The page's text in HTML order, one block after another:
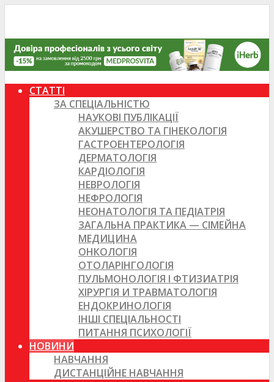
СТАТТІ
ЗА СПЕЦІАЛЬНІСТЮ
НАУКОВІ ПУБЛІКАЦІЇ
АКУШЕРСТВО ТА ГІНЕКОЛОГІЯ
ГАСТРОЕНТЕРОЛОГІЯ
ДЕРМАТОЛОГІЯ
КАРДІОЛОГІЯ
НЕВРОЛОГІЯ
НЕФРОЛОГІЯ
НЕОНАТОЛОГІЯ ТА ПЕДІАТРІЯ
ЗАГАЛЬНА ПРАКТИКА — СІМЕЙНА
МЕДИЦИНА
ОНКОЛОГІЯ
ОТОЛАРІНГОЛОГІЯ
ПУЛЬМОНОЛОГІЯ І ФТИЗИАТРІЯ
ХІРУРГІЯ И ТРАВМАТОЛОГІЯ
ЕНДОКРИНОЛОГІЯ
ІНШІ СПЕЦІАЛЬНОСТІ
ПИТАННЯ ПСИХОЛОГІЇ
НОВИНИ
НАВЧАННЯ
ДИСТАНЦІЙНЕ НАВЧАННЯ